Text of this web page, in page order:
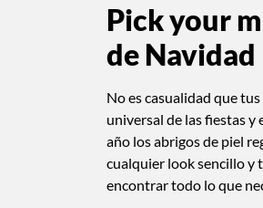
Pick your
de Navidad
No es casualidad que
universal de las fiestas y
año los abrigos de piel
cualquier look sencillo y
encontrar todo lo que